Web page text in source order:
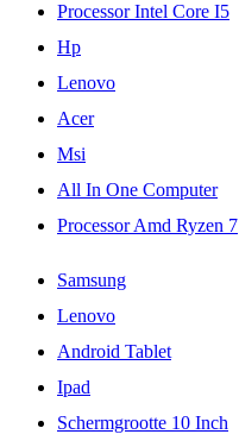
Processor Intel Core I5
Hp
Lenovo
Acer
Msi
All In One Computer
Processor Amd Ryzen 7
Samsung
Lenovo
Android Tablet
Ipad
Schermgrootte 10 Inch